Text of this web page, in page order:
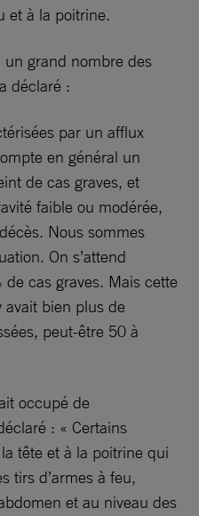
et à la poitrine.
grand nombre des
déclaré :
par un afflux
en général un
de cas graves, et
faible ou modérée,
Nous sommes
On s’attend
cas graves. Mais cette
avait bien plus de
peut-être 50 à
occupé de
: « Certains
tête et à la poitrine qui
tirs d’armes à feu,
et au niveau des